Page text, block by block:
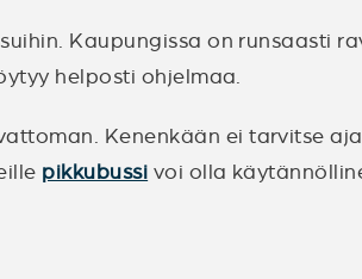
Kaupungissa on runsaasti
helposti ohjelmaa.
Kenenkään ei tarvitse
pikkubussi voi olla